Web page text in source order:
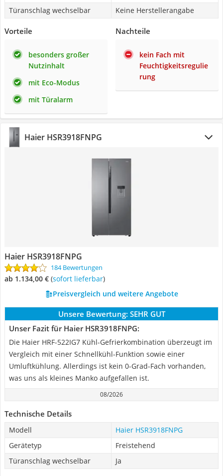
Türanschlag wechselbar
Keine Herstellerangabe
Vorteile
besonders großer
Nutzinhalt
mit Eco-Modus
mit Türalarm
Nachteile
kein Fach mit
Feuchtigkeitsregulie
rung
Haier HSR3918FNPG
Haier HSR3918FNPG
184 Bewertungen
ab 1.134,00 € ( Sofort lieferbar)
Preisvergleich und weitere Angebote
Unsere Bewertung: SEHR GUT
Unser Fazit für Haier HSR3918FNPG:
Die Haier HRF-522IG7 Kühl-Gefrierkombination überzeugt im
Vergleich mit einer Schnellkühl-Funktion sowie einer
Umluftkühlung. Allerdings ist kein 0-Grad-Fach vorhanden,
was uns als kleines Manko aufgefallen ist.
08/2026
Technische Details
Modell
Haier HSR3918FNPG
Gerätetyp
Freistehend
Türanschlag wechselbar
Ja